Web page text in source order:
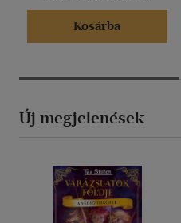
Kosárba
Új megjelenések